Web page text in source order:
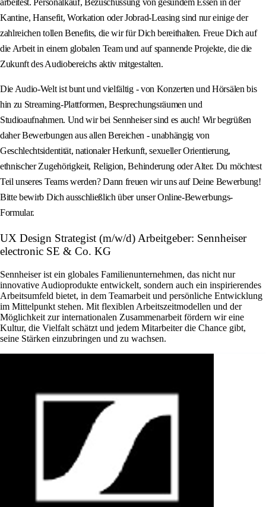
arbeitest. Personalkauf, Bezuschussung von gesundem Essen in der
Kantine, Hansefit, Workation oder Jobrad-Leasing sind nur einige der
zahlreichen tollen Benefits, die wir für Dich bereithalten. Freue Dich auf
die Arbeit in einem globalen Team und auf spannende Projekte, die die
Zukunft des Audiobereichs aktiv mitgestalten.
Die Audio-Welt ist bunt und vielfältig - von Konzerten und Hörsälen bis
hin zu Streaming-Plattformen, Besprechungsräumen und
Studioaufnahmen. Und wir bei Sennheiser sind es auch! Wir begrüßen
daher Bewerbungen aus allen Bereichen - unabhängig von
Geschlechtsidentität, nationaler Herkunft, sexueller Orientierung,
ethnischer Zugehörigkeit, Religion, Behinderung oder Alter. Du möchtest
Teil unseres Teams werden? Dann freuen wir uns auf Deine Bewerbung!
Bitte bewirb Dich ausschließlich über unser Online-Bewerbungs-
Formular.
UX Design Strategist (m/w/d) Arbeitgeber: Sennheiser
electronic SE & Co. KG
Sennheiser ist ein globales Familienunternehmen, das nicht nur
innovative Audioprodukte entwickelt, sondern auch ein inspirierendes
Arbeitsumfeld bietet, in dem Teamarbeit und persönliche Entwicklung
im Mittelpunkt stehen. Mit flexiblen Arbeitszeitmodellen und der
Möglichkeit zur internationalen Zusammenarbeit fördern wir eine
Kultur, die Vielfalt schätzt und jedem Mitarbeiter die Chance gibt,
seine Stärken einzubringen und zu wachsen.